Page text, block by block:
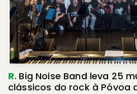
R. Big Noise Band leva 25
clássicos do rock à Póvoa